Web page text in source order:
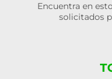
Encuentra en
solicitados